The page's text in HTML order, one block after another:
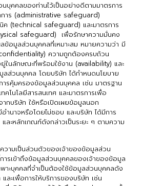
นบุคคลของท่านไว้เป็นอย่างดีตามมาตรการ
าร (administrative safeguard)
ค (technical safeguard) และมาตรการ
safeguard) เพื่อรักษาความมั่นคง
ข้อมูลส่วนบุคคลที่เหมาะสม หมายความว่า มี
ความถูกต้องครบถ้วน
ในลักษณะที่พร้อมใช้งาน (availability) และ
ลส่วนบุคคล โดยบริษัท ได้กำหนดนโยบาย
ารคุ้มครองข้อมูลส่วนบุคคล เช่น มาตรฐาน
โนโลยีสารสนเทศ และมาตรการเพื่อ
ากบริษัท ใช้หรือเปิดเผยข้อมูลนอก
ำนาจหรือโดยไม่ชอบ และบริษัท ได้มีการ
ละหลักเกณฑ์ดังกล่าวเป็นระยะ ๆ ตามความ
วามเป็นส่วนตัวของเจ้าของข้อมูลส่วน
ารเข้าถึงข้อมูลส่วนบุคคลของเจ้าของข้อมูล
าะบุคคลที่จำเป็นต้องใช้ข้อมูลส่วนบุคคลดัง
ละเพื่อการให้บริการของบริษัท เช่น